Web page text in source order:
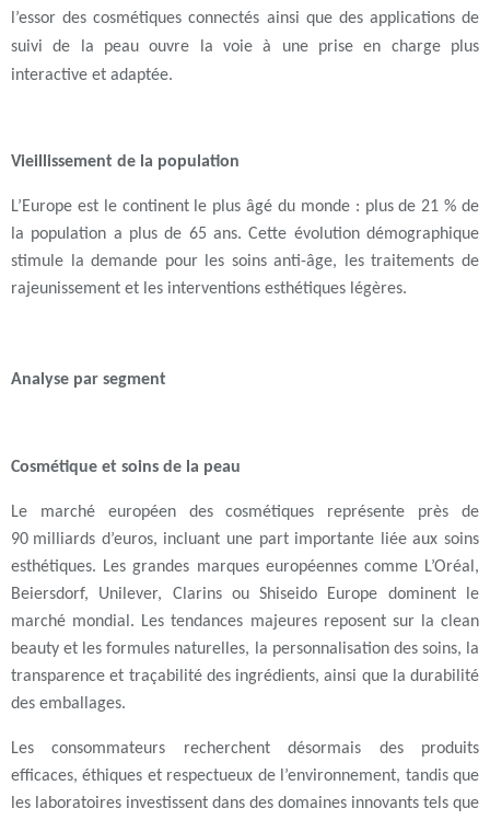
l’essor descosmétiques connectés ainsi que des applications de
suivi de la peau ouvre la voie à une prise en charge plus
interactive et adaptée.
Vieillissement de la population
L’Europe est le continent le plus âgé du monde : plus de 21 % de
la population a plus de 65 ans. Cette évolution démographique
stimule la demande pour les soins anti-âge, les traitements de
rajeunissement et les interventions esthétiques légères.
Analyse par segment
Cosmétique et soins de la peau
Le marché européen des cosmétiques représente près de
90 milliards d’euros, incluant une part importante liée aux soins
esthétiques. Les grandes marques européennes comme L’Oréal ,
Beiersdorf, Unilever, ClarinsouShiseido Europe dominent le
marché mondial. Les tendances majeures reposent sur la clean
beauty et lesformules naturelles, la personnalisation des soins, la
transparence et traçabilité des ingrédients, ainsi que la durabilité
des emballages.
Les consommateurs recherchent désormais des produits
efficaces, éthiques et respectueux de l’environnement, tandis que
les laboratoires investissent dans des domaines innovants tels que